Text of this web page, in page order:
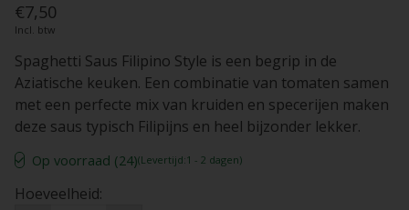
€7,50
Incl. btw
Spaghetti Saus Filipino Style is een begrip in de
Aziatische keuken. Een combinatie van tomaten samen
met een perfecte mix van kruiden en specerijen maken
deze saus typisch Filipijns en heel bijzonder lekker.
Op voorraad (24)(Levertijd:1 - 2 dagen)
Hoeveelheid: